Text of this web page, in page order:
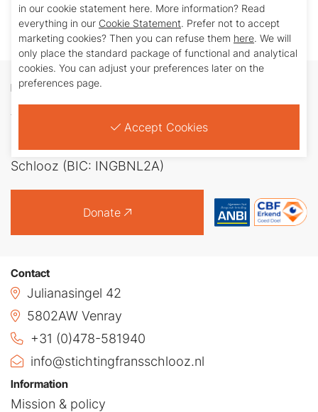
2014: € 1.600,- (2013: € 0,-)
Contact
Julianasingel 42
5802AW Venray
+31 (0)478-581940
info@stichtingfransschlooz.nl
Information
Mission & policy
Donate
Any amount is welcome. You can transfer your
donation to bank account number: NL26 INGB
0688 4840 18 in the name of Stichting Frans
Schlooz (BIC: INGBNL2A)
Donate
in our cookie statement here. More information? Read
everything in our Cookie Statement. Prefer not to accept
marketing cookies? Then you can refuse them here. We will
only place the standard package of functional and analytical
cookies. You can adjust your preferences later on the
preferences page.
Accept Cookies